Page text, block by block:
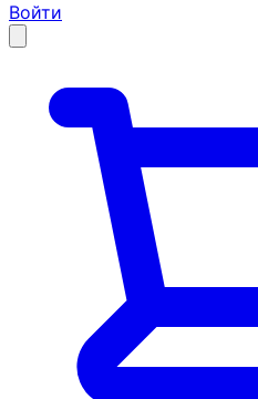
Войти